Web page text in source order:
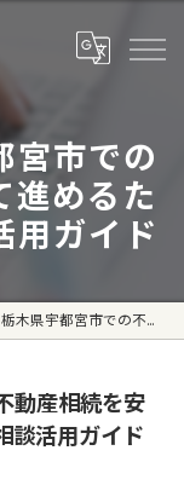
宮市での
進めるた
用ガイド
動産相続を安心して進めるための手順と無料相談活用ガイド
動産相続を安
談活用ガイド